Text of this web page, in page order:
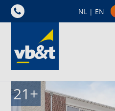
NL | EN
21+